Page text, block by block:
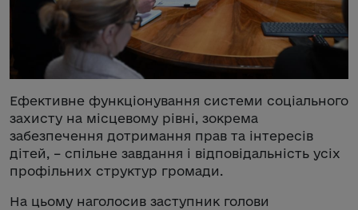
Ефективне функціонування системи соціального
захисту на місцевому рівні, зокрема
забезпечення дотримання прав та інтересів
дітей, – спільне завдання і відповідальність усіх
профільних структур громади.
На цьому наголосив заступник голови